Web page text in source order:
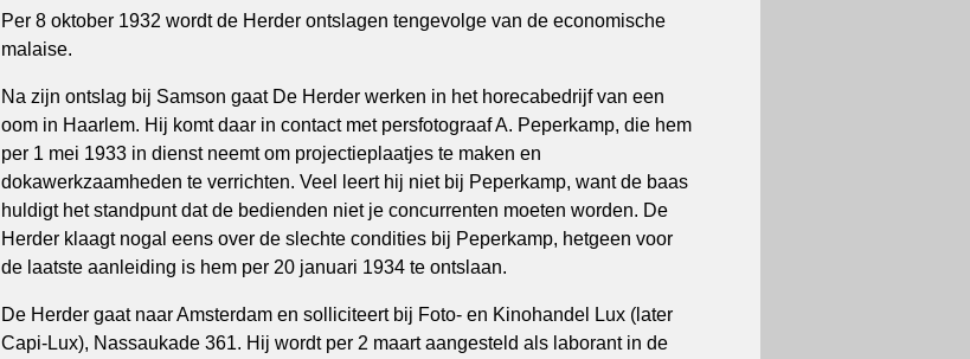
Per 8 oktober 1932 wordt de Herder ontslagen tengevolge van de economische
malaise.
Na zijn ontslag bij Samson gaat De Herder werken in het horecabedrijf van een
oom in Haarlem. Hij komt daar in contact met persfotograaf A. Peperkamp, die hem
per 1 mei 1933 in dienst neemt om projectieplaatjes te maken en
dokawerkzaamheden te verrichten. Veel leert hij niet bij Peperkamp, want de baas
huldigt het standpunt dat de bedienden niet je concurrenten moeten worden. De
Herder klaagt nogal eens over de slechte condities bij Peperkamp, hetgeen voor
de laatste aanleiding is hem per 20 januari 1934 te ontslaan.
De Herder gaat naar Amsterdam en solliciteert bij Foto- en Kinohandel Lux (later
Capi-Lux), Nassaukade 361. Hij wordt per 2 maart aangesteld als laborant in de